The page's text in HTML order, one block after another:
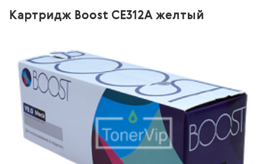
Картридж Boost CE312A желтый